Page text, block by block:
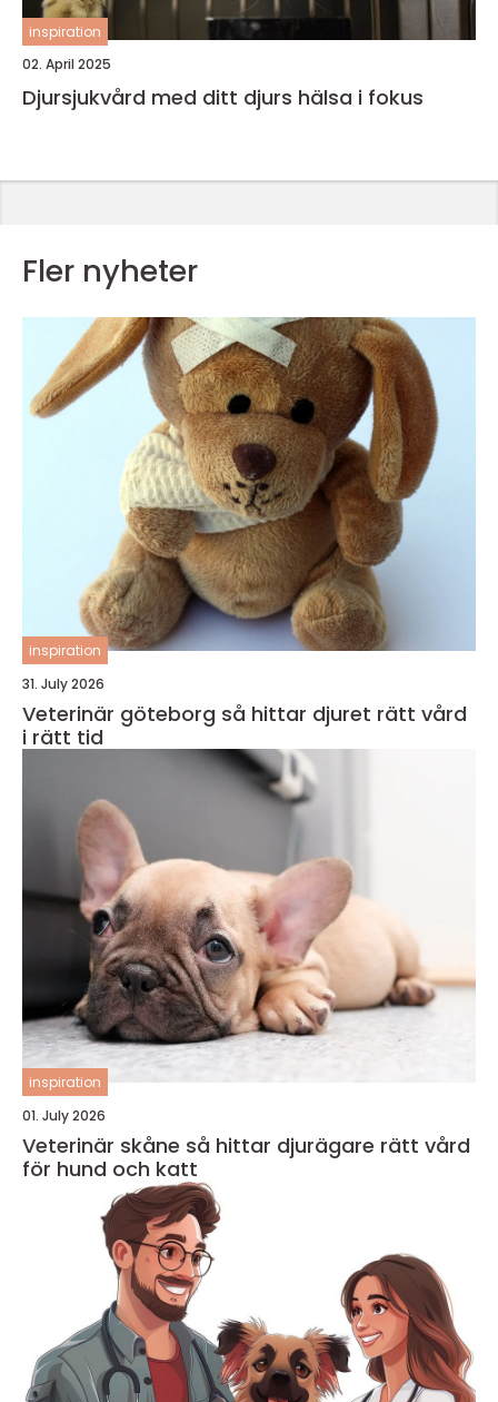
inspiration
02. April 2025
Djursjukvård med ditt djurs hälsa i fokus
Fler nyheter
inspiration
31. July 2026
Veterinär göteborg så hittar djuret rätt vård
i rätt tid
inspiration
01. July 2026
Veterinär skåne så hittar djurägare rätt vård
för hund och katt